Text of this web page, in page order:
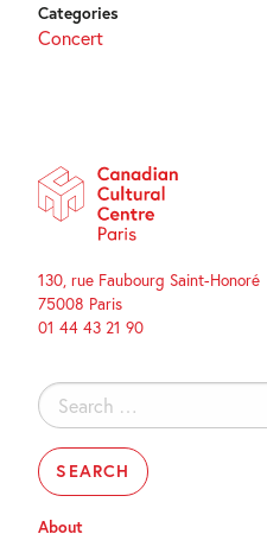
Categories
Concert
130, rue Faubourg Saint-Honoré
75008 Paris
01 44 43 21 90
Search
for:
About